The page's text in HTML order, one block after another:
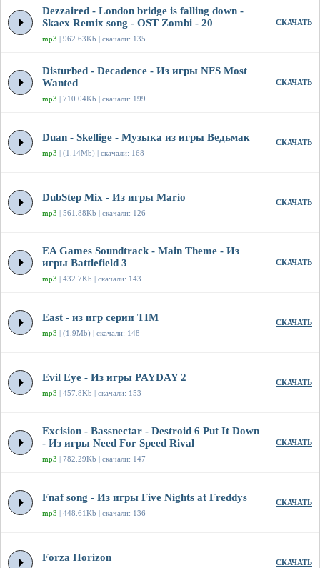
Dezzaired - London bridge is falling down -
Skaex Remix song - OST Zombi - 20
mp3 | 962.63Kb | скачали: 135
СКАЧАТЬ
Disturbed - Decadence - Из игры NFS Most
Wanted
mp3 | 710.04Kb | скачали: 199
СКАЧАТЬ
Duan - Skellige - Музыка из игры Ведьмак
mp3 | (1.14Mb) | скачали: 168
СКАЧАТЬ
DubStep Mix - Из игры Mario
mp3 | 561.88Kb | скачали: 126
СКАЧАТЬ
EA Games Soundtrack - Main Theme - Из
игры Battlefield 3
mp3 | 432.7Kb | скачали: 143
СКАЧАТЬ
East - из игр серии TIM
mp3 | (1.9Mb) | скачали: 148
СКАЧАТЬ
Evil Eye - Из игры PAYDAY 2
mp3 | 457.8Kb | скачали: 153
СКАЧАТЬ
Excision - Bassnectar - Destroid 6 Put It Down
- Из игры Need For Speed Rival
mp3 | 782.29Kb | скачали: 147
СКАЧАТЬ
Fnaf song - Из игры Five Nights at Freddys
mp3 | 448.61Kb | скачали: 136
СКАЧАТЬ
Forza Horizon СКАЧАТЬ